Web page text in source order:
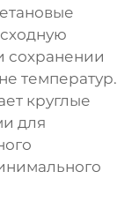
сохранении
температур.
круглые
для